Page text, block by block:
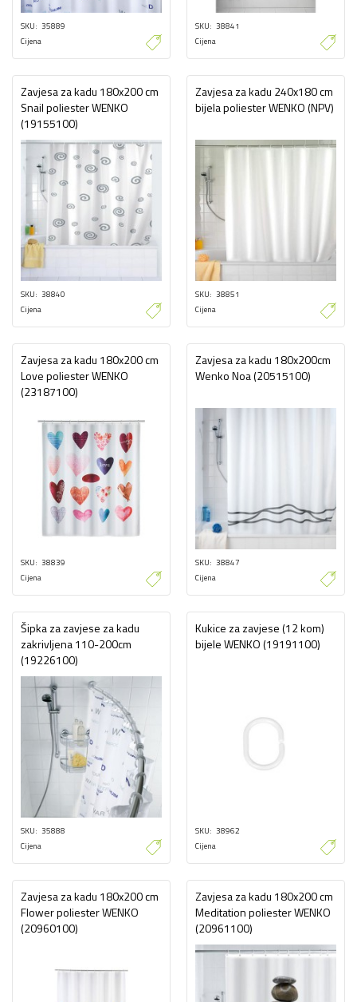
SKU 35889
Cijena
SKU 38841
Cijena
Zavjesa za kadu 180x200 cm
Snail poliester WENKO
(19155100)
SKU 38840
Cijena
Zavjesa za kadu 240x180 cm
bijela poliester WENKO (NPV)
SKU 38851
Cijena
Zavjesa za kadu 180x200 cm
Love poliester WENKO
(23187100)
SKU 38839
Cijena
Zavjesa za kadu 180x200cm
Wenko Noa (20515100)
SKU 38847
Cijena
Šipka za zavjese za kadu
zakrivljena 110-200cm
(19226100)
SKU 35888
Cijena
Kukice za zavjese (12 kom)
bijele WENKO (19191100)
SKU 38962
Cijena
Zavjesa za kadu 180x200 cm
Flower poliester WENKO
(20960100)
Zavjesa za kadu 180x200 cm
Meditation poliester WENKO
(20961100)